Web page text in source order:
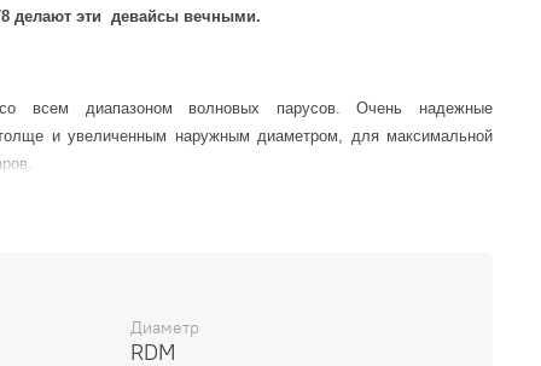
делают эти девайсы вечными.
всем диапазоном волновых парусов. Очень надежные
и увеличенным наружным диаметром, для максимальной
Диаметр
RDM